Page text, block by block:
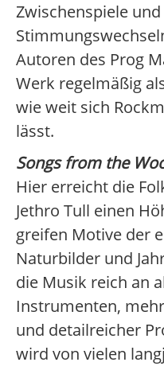
Zwischenspiele
Autoren des Prog
Werk regelmäßig
wie weit sich
lässt.
Songs from the
Hier erreicht die
Jethro Tull einen
greifen Motive der
Naturbilder und
die Musik reich an
Instrumenten,
und detailreicher
wird von vielen